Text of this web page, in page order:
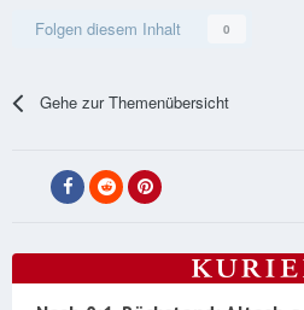
Folgen diesem Inhalt 0
Gehe zur Themenübersicht